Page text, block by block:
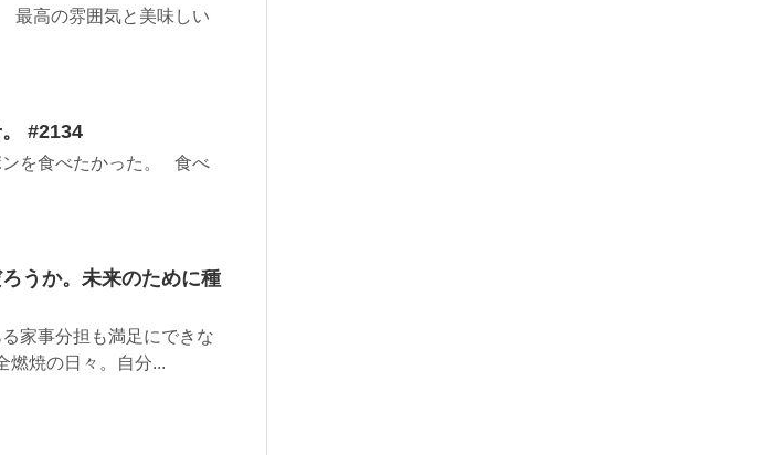
最高の雰囲気と美味しい
#2134
ンを食べたかった。 食べ
うか。未来のために種
家事分担も満足にできな
燃焼の日々。自分...